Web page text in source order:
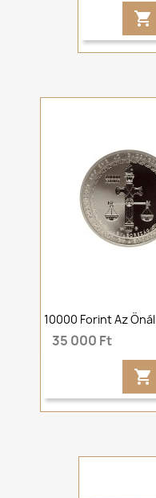

10000 Forint Az
35 000 Ft
